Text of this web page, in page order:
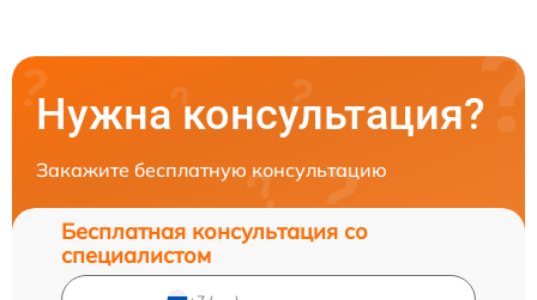
Нужна консультация?
Закажите бесплатную консультацию
Бесплатная консультация со
специалистом